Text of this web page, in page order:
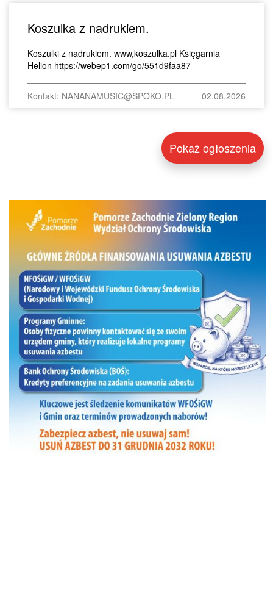
Koszulka z nadrukiem.
Koszulki z nadrukiem. www,koszulka.pl Księgarnia
Helion https://webep1.com/go/551d9faa87
Kontakt: NANANAMUSIC@SPOKO.PL 02.08.2026
Pokaż ogłoszenia